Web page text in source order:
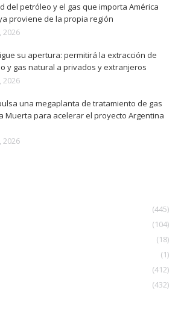
del petróleo y el gas que importa América
proviene de la propia región
2026
su apertura: permitirá la extracción de
y gas natural a privados y extranjeros
2026
una megaplanta de tratamiento de gas
Muerta para acelerar el proyecto Argentina
2026
(445)
(104)
(18)
(1)
(412)
(432)